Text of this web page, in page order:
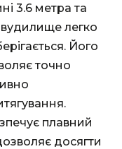
3.6 метра та
вудилище легко
Його
точно
плавний
досягти